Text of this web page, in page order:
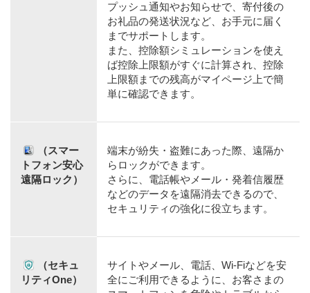
プッシュ通知やお知らせで、寄付後の
お礼品の発送状況など、お手元に届く
までサポートします。
また、控除額シミュレーションを使え
ば控除上限額がすぐに計算され、控除
上限額までの残高がマイページ上で簡
単に確認できます。
（スマー
トフォン安心
遠隔ロック）
端末が紛失・盗難にあった際、遠隔か
らロックができます。
さらに、電話帳やメール・発着信履歴
などのデータを遠隔消去できるので、
セキュリティの強化に役立ちます。
（セキュ
リティOne）
サイトやメール、電話、Wi-Fiなどを安
全にご利用できるように、お客さまの